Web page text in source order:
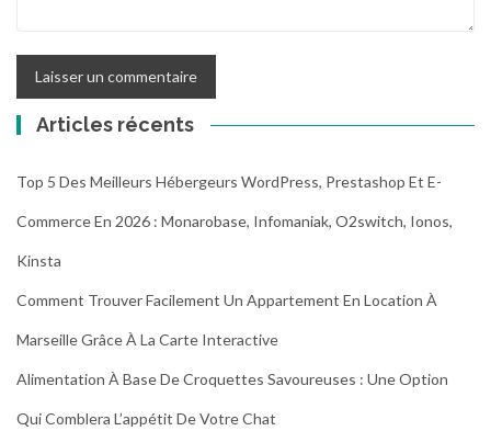
Articles récents
Top 5 Des Meilleurs Hébergeurs WordPress, Prestashop Et E-
Commerce En 2026 : Monarobase, Infomaniak, O2switch, Ionos,
Kinsta
Comment Trouver Facilement Un Appartement En Location À
Marseille Grâce À La Carte Interactive
Alimentation À Base De Croquettes Savoureuses : Une Option
Qui Comblera L’appétit De Votre Chat